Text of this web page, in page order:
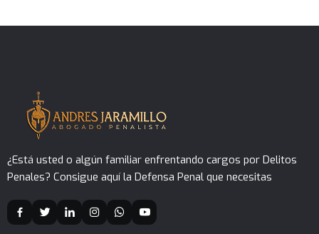
¿Está usted o algún familiar enfrentando cargos por Delitos
Penales? Consigue aquí la Defensa Penal que necesitas